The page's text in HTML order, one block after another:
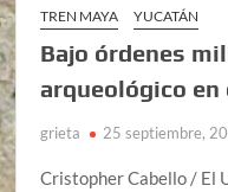
TREN MAYA
YUCATÁN
Bajo órdenes
arqueológico en
grieta 25 septiembre,
Cristopher Cabello / El